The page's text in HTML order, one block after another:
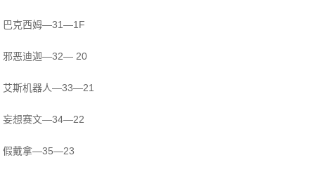
巴克西姆—31—1F
邪恶迪迦—32— 20
艾斯机器人—33—21
妄想赛文—34—22
假戴拿—35—23